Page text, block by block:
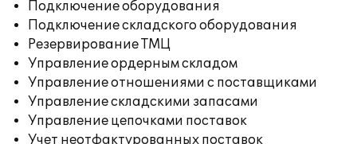
Подключение оборудования
Подключение складского оборудования
Резервирование ТМЦ
Управление ордерным складом
Управление отношениями с поставщиками
Управление складскими запасами
Управление цепочками поставок
Учет неотфактурованных поставок